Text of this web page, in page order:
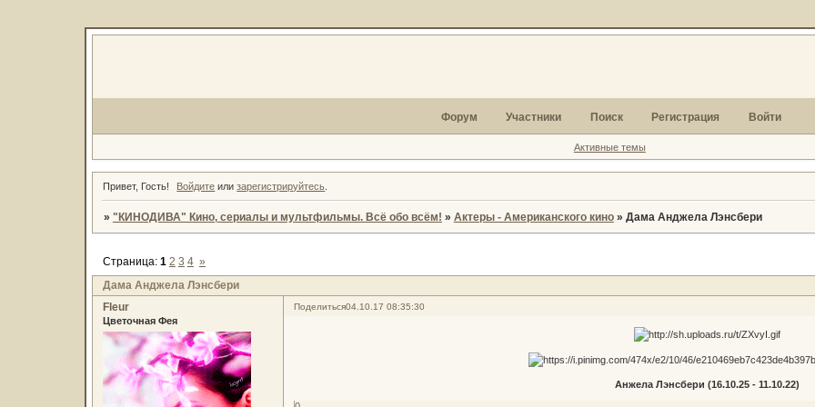
Форум Участники Поиск Регистрация Войти
Активные темы
Привет, Гость! Войдите илизарегистрируйтесь
» "КИНОДИВА" Кино, сериалы и мультфильмы. Всё обо всём! » Актеры - Американского кино » Дама Анджела Лэнсбери
Дама Анджела Лэнсбери
Страница: 1 2 3 4 »
Поделиться04.10.17 08:35:30
Fleur
Цветочная Фея
Анжела Лэнсбери (16.10.25 - 11.10.22)